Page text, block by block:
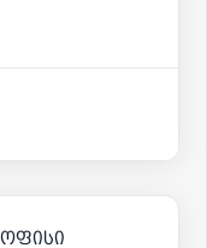
300 | m² 19